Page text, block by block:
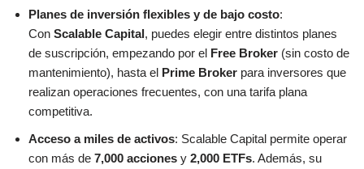
Planes de inversión flexibles y de bajo costo:
Con Scalable Capital, puedes elegir entre distintos planes
de suscripción, empezando por el Free Broker (sin costo de
mantenimiento), hasta el Prime Broker para inversores que
realizan operaciones frecuentes, con una tarifa plana
competitiva.
Acceso a miles de activos: Scalable Capital permite operar
con más de 7,000 acciones y 2,000 ETFs. Además, su